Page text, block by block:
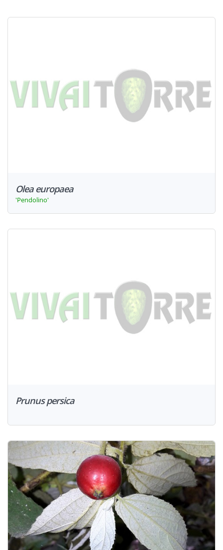
Olea europaea
'Pendolino'
Prunus persica